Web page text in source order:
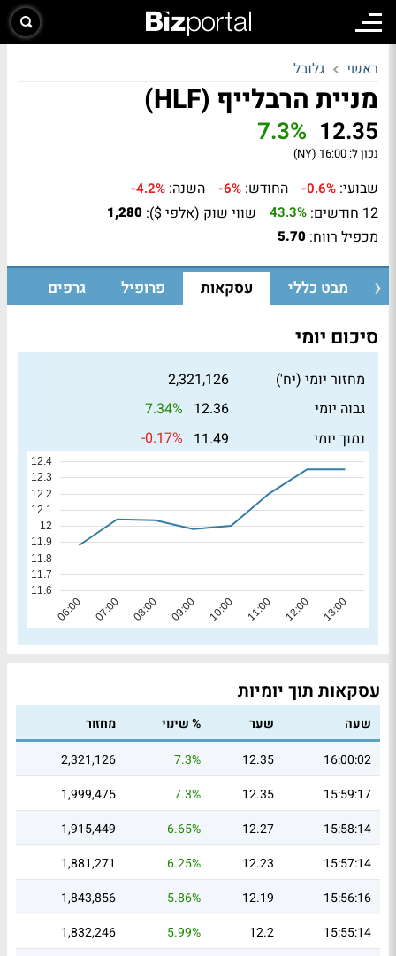
ראשי גלובל
מניית הרבלייף (HLF)
12.35
7.3%
נכון ל: 16:00 (NY)
שבועי: -0.6% החודש: -6% השנה: -4.2%
12 חודשים: 43.3% שווי שוק (אלפי $): 1,280
מכפיל רווח: 5.70
מבט כללי עסקאות פרופיל גרפים
סיכום יומי
מחזור יומי (יח')
2,321,126
גבוה יומי
12.36
7.34%
נמוך יומי
11.49
-0.17%
עסקאות תוך יומיות
שעה שער % שינוי
מחזור
16:00:02
12.35
7.3%
2,321,126
15:59:17
12.35
7.3%
1,999,475
15:58:14
12.27
6.65%
1,915,449
15:57:14
12.23
6.25%
1,881,271
15:56:16
12.19
5.86%
1,843,856
15:55:14
12.2
5.99%
1,832,246